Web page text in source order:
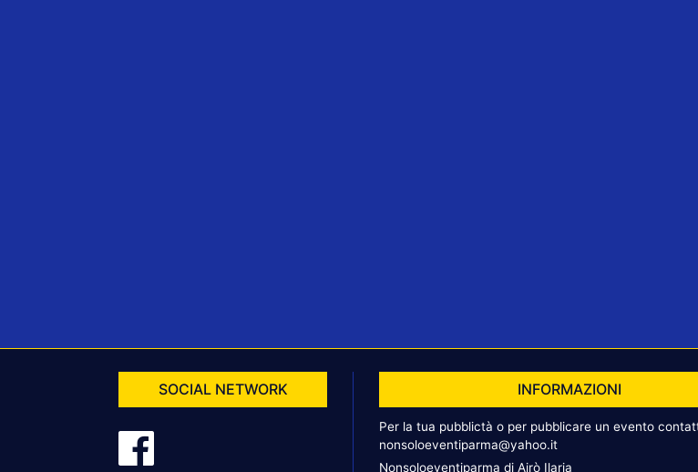
SOCIAL NETWORK INFORMAZIONI
Per la tua pubblictà o per pubblicare un evento
nonsoloeventiparma@yahoo.it
Nonsoloeventiparma di Airò Ilaria